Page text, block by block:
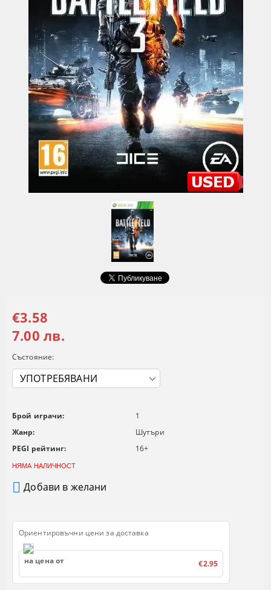
€3.58
7.00 лв.
Състояние:
Брой играчи:
1
Жанр:
Шутъри
PEGI рейтинг:
16+
НЯМА НАЛИЧНОСТ
Добави в желани
Ориентировъчни цени за доставка
на цена от €2.95